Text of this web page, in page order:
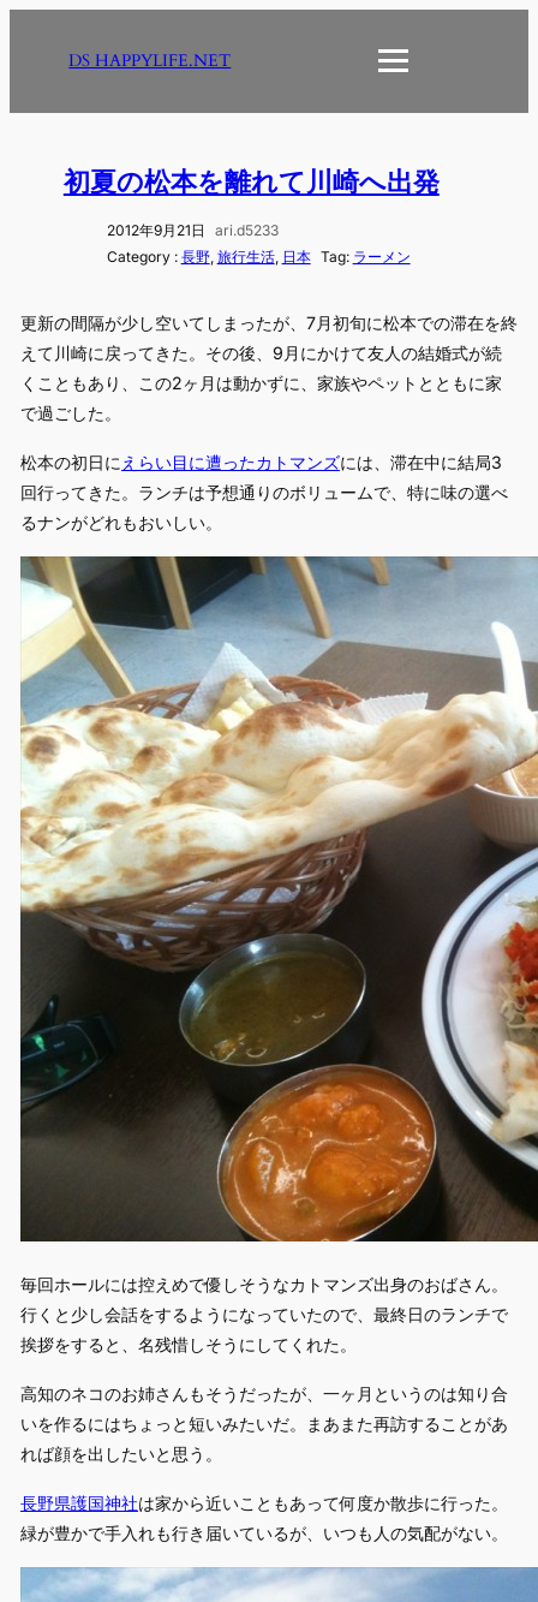
ス
DS HAPPYLIFE.NET
初夏の松本を離れて川崎へ出発
2012年9月21日
ari.d5233
Category : 長野, 旅行生活, 日本 Tag: ラーメン
更新の間隔が少し空いてしまったが、7月初旬に松本での滞在を終
えて川崎に戻ってきた。その後、9月にかけて友人の結婚式が続
くこともあり、この2ヶ月は動かずに、家族やペットとともに家
で過ごした。
松本の初日に えらい目に遭ったカトマンズには、滞在中に結局3
回行ってきた。ランチは予想通りのボリュームで、特に味の選べ
るナンがどれもおいしい。
毎回ホールには控えめで優しそうなカトマンズ出身のおばさん。
行くと少し会話をするようになっていたので、最終日のランチで
挨拶をすると、名残惜しそうにしてくれた。
高知のネコのお姉さんもそうだったが、一ヶ月というのは知り合
いを作るにはちょっと短いみたいだ。まあまた再訪することがあ
れば顔を出したいと思う。
長野県護国神社は家から近いこともあって何度か散歩に行った。
緑が豊かで手入れも行き届いているが、いつも人の気配がない。